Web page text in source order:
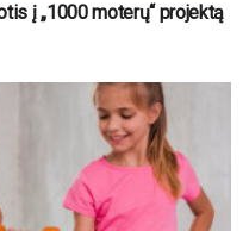
į „1000 moterų“ projektą